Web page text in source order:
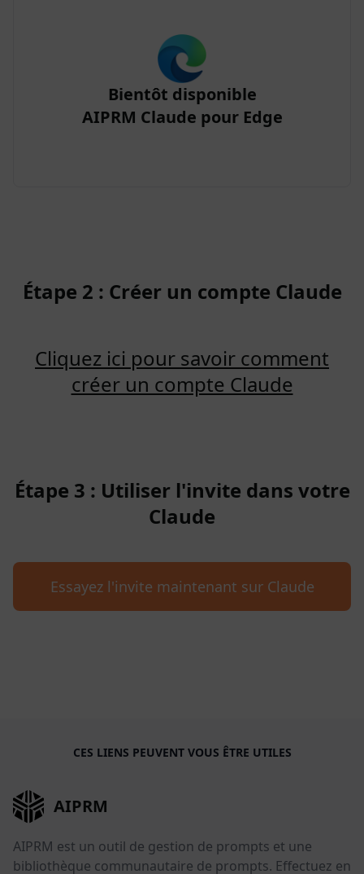
Bientôt disponible
AIPRM Claude pour Edge
Étape 2 : Créer un compte Claude
Cliquez ici pour savoir comment
créer un compte Claude
Étape 3 : Utiliser l'invite dans votre
Claude
Essayez l'invite maintenant sur Claude
CES LIENS PEUVENT VOUS ÊTRE UTILES
AIPRM
AIPRM est un outil de gestion de prompts et une
bibliothèque communautaire de prompts. Effectuez en